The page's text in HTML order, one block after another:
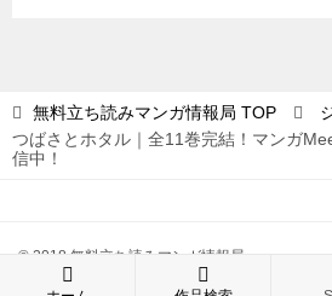
検
索
無料立ち読みマンガ情報局 TOP
つばさとホタル｜全11巻完結！マンガ
信中！
© 2018 無料立ち読みマンガ情報局